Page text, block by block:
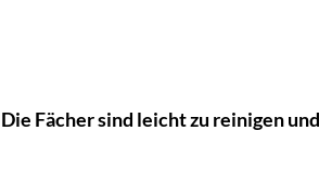
Fächer sind leicht zu reinigen